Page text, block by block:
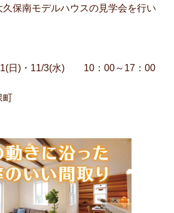
保南モデルハウスの見学会を行い
日)・11/3(水) 10：00～17：00
町